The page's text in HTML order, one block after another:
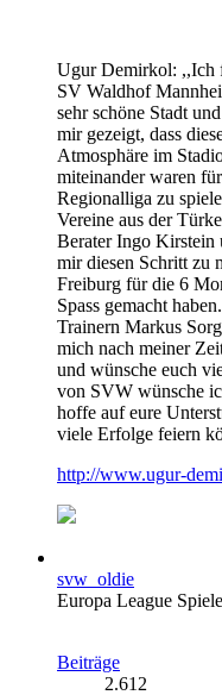
Ugur Demirkol: ,,Ich
SV Waldhof
sehr schöne Stadt
mir gezeigt, dass
Atmosphäre im
miteinander waren
Regionalliga zu
Vereine aus der
Berater Ingo Kirstein
mir diesen Schritt zu
Freiburg für die 6
Spass gemacht
Trainern Markus
mich nach meiner
und wünsche euch
von SVW wünsche
hoffe auf eure
viele Erfolge feiern
http://www.ugur-
svw_oldie
Europa League
Beiträge
2.612